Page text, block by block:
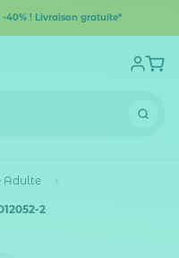
40% ! Livraison gratuite*
Adulte
2